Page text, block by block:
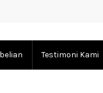
Testimoni Kami